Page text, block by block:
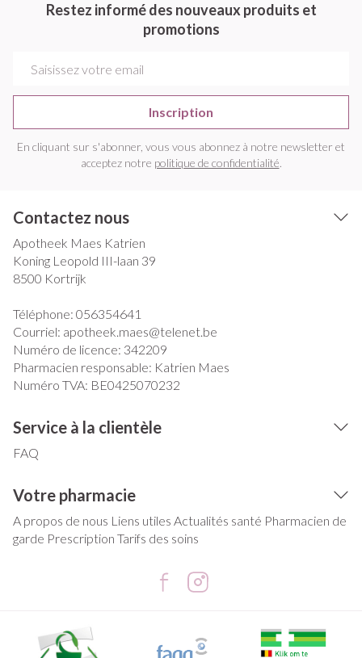
Restez informé des nouveaux produits et
promotions
Inscription
En cliquant sur s'abonner, vous vous abonnez à notre newsletter et
acceptez notre politique de confidentialité.
Contactez nous
Apotheek Maes Katrien
Koning Leopold III-laan 39
8500 Kortrijk
Téléphone: 056354641
Courriel: apotheek.maes@telenet.be
Numéro de licence: 342209
Pharmacien responsable: Katrien Maes
Numéro TVA: BE0425070232
Service à la clientèle
FAQ
Votre pharmacie
A propos de nous Liens utiles Actualités santé Pharmacien de
garde Prescription Tarifs des soins